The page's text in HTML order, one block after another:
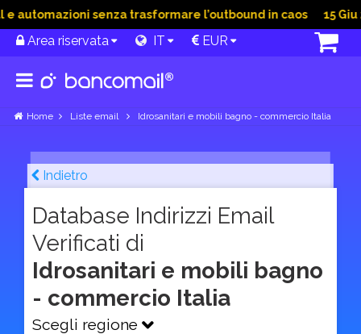
senza trasformare l’outbound in caos 15 Giu
Area riservata IT EUR
Home Liste email Idrosanitari e mobili bagno - commercio Italia
Indietro
Database Indirizzi Email
Verificati di
Idrosanitari e mobili bagno
- commercio Italia
Scegli regione